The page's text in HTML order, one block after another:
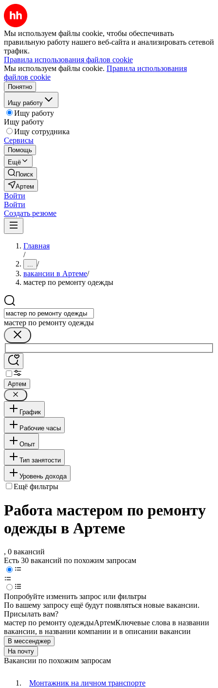
Мы используем файлы cookie, чтобы обеспечивать
правильную работу нашего веб-сайта и анализировать сетевой
трафик.
Правила использования файлов cookie
Мы используем файлы cookie. Правила использования
файлов cookie
Понятно
Ищу работу
Ищу работу
Ищу работу
Ищу сотрудника
Сервисы
Помощь
Ещё
Поиск
Артем
Войти
Войти
Создать резюме
Главная
/
... /
вакансии в Артеме/
мастер по ремонту одежды
мастер по ремонту одежды
Артем
График
Рабочие часы
Опыт
Тип занятости
Уровень дохода
Ещё фильтры
Работа мастером по ремонту
одежды в Артеме
, 0 вакансий
Есть 30 вакансий по похожим запросам
Попробуйте изменить запрос или фильтры
По вашему запросу ещё будут появляться новые вакансии.
Присылать вам?
мастер по ремонту одеждыАртемКлючевые слова в названии
вакансии, в названии компании и в описании вакансии
В мессенджер
На почту
Вакансии по похожим запросам
Монтажник на личном транспорте